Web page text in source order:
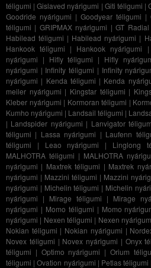
téligumi |Gislaved nyárigumi | Giti téligumi |
Goodride nyárigumi | Goodyear téligumi |
téligumi | GRIPMAX nyárigumi |GT
Habilead téligumi | Habilead nyárigumi |
Hankook téligumi | Hankook nyárigumi |
nyárigumi | Hifly téligumi | Hifly
nyárigumi | Infinity téligumi | Infinity
nyárigumi | Kenda téligumi | Kenda
meiler nyárigumi | Kingstar téligumi |
Kleber nyárigumi | Kormoran téligumi |
Kumho nyárigumi | Landsail téligumi |
| Landspider nyárigumi | Lanvigator
téligumi | Lassa nyárigumi | Laufenn
téligumi | Leao nyárigumi | Linglong
MALHOTRA téligumi | MALHOTRA
nyárigumi | Maxtrek téligumi | Maxtrek
nyárigumi | Mazzini téligumi | Mazzini
nyárigumi | Michelin téligumi | Michelin
nyárigumi | Mirage téligumi | Mirage
nyárigumi | Momo téligumi | Momo
nyárigumi | Nexen téligumi | Nexen
Nokian téligumi | Nokian nyárigumi |
Novex téligumi | Novex nyárigumi | Onyx
téligumi | Optimo nyárigumi |Orium
téligumi |Ovation nyárigumi | Petlas téligumi